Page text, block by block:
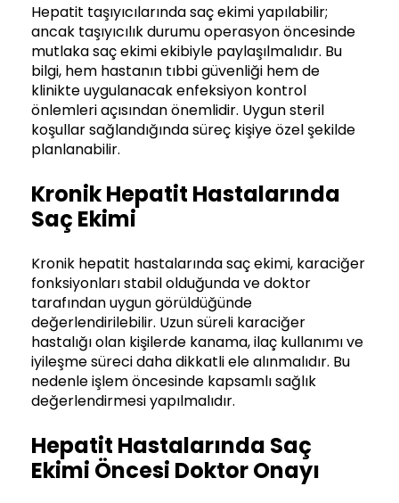
Hepatit taşıyıcılarında saç ekimi yapılabilir;
ancak taşıyıcılık durumu operasyon öncesinde
mutlaka saç ekimi ekibiyle paylaşılmalıdır. Bu
bilgi, hem hastanın tıbbi güvenliği hem de
klinikte uygulanacak enfeksiyon kontrol
önlemleri açısından önemlidir. Uygun steril
koşullar sağlandığında süreç kişiye özel şekilde
planlanabilir.
Kronik Hepatit Hastalarında
Saç Ekimi
Kronik hepatit hastalarında saç ekimi, karaciğer
fonksiyonları stabil olduğunda ve doktor
tarafından uygun görüldüğünde
değerlendirilebilir. Uzun süreli karaciğer
hastalığı olan kişilerde kanama, ilaç kullanımı ve
iyileşme süreci daha dikkatli ele alınmalıdır. Bu
nedenle işlem öncesinde kapsamlı sağlık
değerlendirmesi yapılmalıdır.
Hepatit Hastalarında Saç
Ekimi Öncesi Doktor Onayı